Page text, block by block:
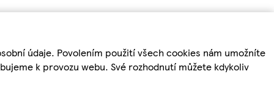
údaje. Povolením použití všech cookies nám umožníte
k provozu webu. Své rozhodnutí můžete kdykoliv